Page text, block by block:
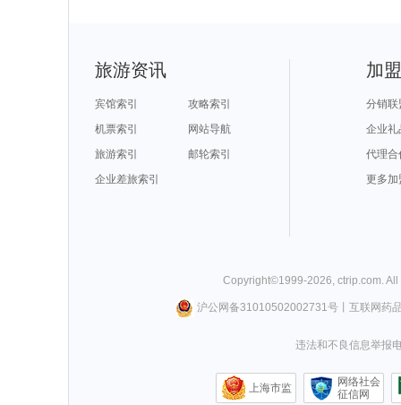
旅游资讯
宾馆索引
攻略索引
机票索引
网站导航
旅游索引
邮轮索引
企业差旅索引
加
分销联
企业礼
代理合
更多加
Copyright©1999-2026 ctrip.com .
沪公网备31010502002731号丨 互联网药
违法和不良信息举报
上海市监
网络社会
征信网